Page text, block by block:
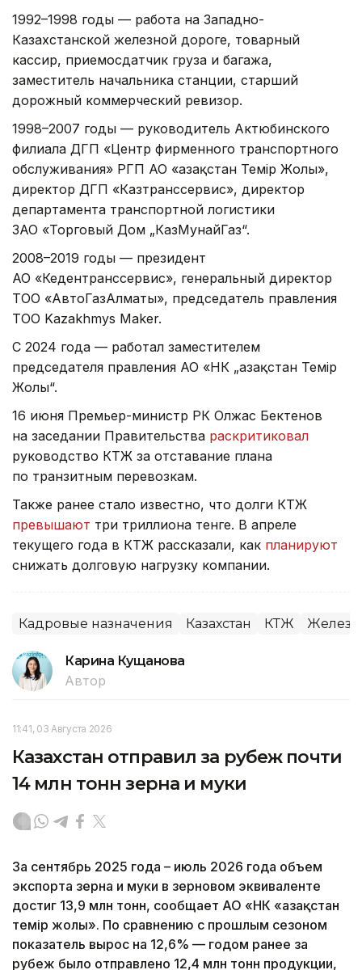
1992–1998 годы — работа на Западно-
Казахстанской железной дороге, товарный
кассир, приемосдатчик груза и багажа,
заместитель начальника станции, старший
дорожный коммерческий ревизор.
1998–2007 годы — руководитель Актюбинского
филиала ДГП «Центр фирменного транспортного
обслуживания» РГП АО «Қазақстан Темір Жолы»,
директор ДГП «Казтранссервис», директор
департамента транспортной логистики
ЗАО «Торговый Дом „КазМунайГаз“.
2008–2019 годы — президент
АО «Кедентранссервис», генеральный директор
ТОО «АвтоГазАлматы», председатель правления
ТОО Kazakhmys Maker.
С 2024 года — работал заместителем
председателя правления АО «НК „Қазақстан Темір
Жолы“.
16 июня Премьер-министр РК Олжас Бектенов
на заседании Правительства раскритиковал
руководство КТЖ за отставание плана
по транзитным перевозкам.
Также ранее стало известно, что долги КТЖ
превышают три триллиона тенге. В апреле
текущего года в КТЖ рассказали, как планируют
снижать долговую нагрузку компании.
Кадровые назначения Казахстан КТЖ
Карина Кущанова
Автор
11:41, 03 Августа 2026
Казахстан отправил за рубеж почти
14 млн тонн зерна и муки
За сентябрь 2025 года – июль 2026 года объем
экспорта зерна и муки в зерновом эквиваленте
достиг 13,9 млн тонн, сообщает АО «НК «Қазақстан
темір жолы». По сравнению с прошлым сезоном
показатель вырос на 12,6% — годом ранее за
рубеж было отправлено 12,4 млн тонн продукции,